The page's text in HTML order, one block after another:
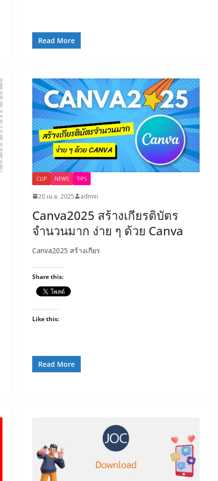
Read More
CLIP NEWS TIPS
20 เม.ย. 2025 admin
Canva2025 สร้างเกียรติบัตร
จำนวนมาก ง่าย ๆ ด้วย Canva
Canva2025 สร้างเกียร
Share this:
Like this:
Read More